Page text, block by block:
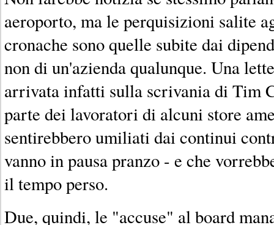
aeroporto, ma le perquisizioni salite
cronache sono quelle subite dai
non di un'azienda qualunque. Una
arrivata infatti sulla scrivania di Tim
parte dei lavoratori di alcuni store
sentirebbero umiliati dai continui
vanno in pausa pranzo - e che
il tempo perso.
Due, quindi, le "accuse" al board